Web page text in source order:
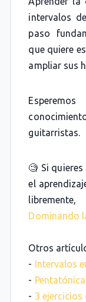
intervalos
paso
que quiere
ampliar sus
guitarristas.
🧐 Si
el
Dominando
Otros
- Intervalos
-
- 3 ejercicios